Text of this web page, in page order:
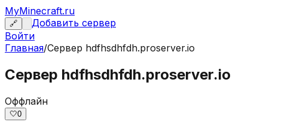
MyMinecraft.ru
🔗
Добавить сервер
Войти
Главная/Сервер hdfhsdhfdh.proserver.io
Сервер hdfhsdhfdh.proserver.io
Оффлайн
🤍0